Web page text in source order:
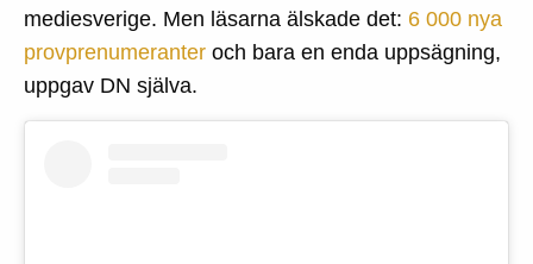
mediesverige. Men läsarna älskade det: 6 000 nya
provprenumeranter och bara en enda uppsägning,
uppgav DN själva.